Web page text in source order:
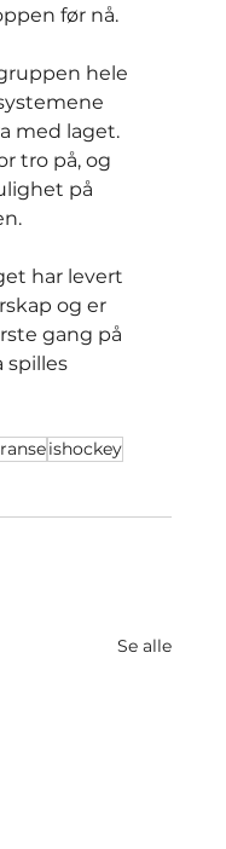
før nå.
hele
med laget.
tro på, og
på
har levert
og er
gang på
spilles
ishockey
Se alle